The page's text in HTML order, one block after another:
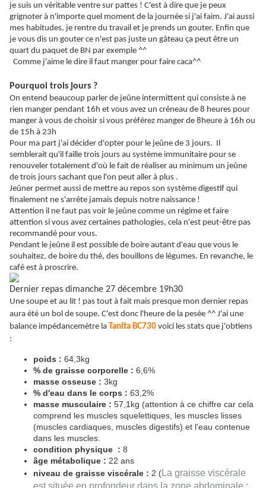
je suis un véritable ventre sur pattes ! C'est à dire que je peux
grignoter à n'importe quel moment de la journée si j'ai faim. J'ai aussi
mes habitudes, je rentre du travail et je prends un gouter. Enfin que
je vous dis un gouter ce n'est pas juste un gâteau ça peut être un
quart du paquet de BN par exemple ^^
Comme j'aime le dire il faut manger pour faire caca^^
Pourquoi trois jours ?
On entend beaucoup parler de jeûne intermittent qui consiste à ne
rien manger pendant 16h et vous avez un créneau de 8 heures pour
manger à vous de choisir si vous préférez manger de 8heure à 16h ou
de 15h à 23h
Pour ma part j'ai décider d'opter pour le jeûne de 3 jours. Il
semblerait qu'il faille trois jours au système immunitaire pour se
renouveler totalement d'où le fait de réaliser au minimum un jeûne
de trois jours sachant que l'on peut aller à plus .
Jeûner permet aussi de mettre au repos son système digestif qui
finalement ne s'arrête jamais depuis notre naissance !
Attention il ne faut pas voir le jeûne comme un régime et faire
attention si vous avez certaines pathologies, cela n'est peut-être pas
recommandé pour vous.
Pendant le jeûne il est possible de boire autant d'eau que vous le
souhaitez, de boire du thé, des bouillons de légumes. En revanche, le
café est à proscrire.
Dernier repas dimanche 27 décembre 19h30
Une soupe et au lit ! pas tout à fait mais presque mon dernier repas
aura été un bol de soupe. C'est donc l'heure de la pesée ^^ J'ai une
balance impédancemètre la Tanita BC730 voici les stats que j'obtiens
:
poids : 64,3kg
% de graisse corporelle : 6,6%
masse osseuse : 3kg
% d'eau dans le corps : 63,2%
masse musculaire : 57,1kg (attention à ce chiffre car cela
comprend les muscles squelettiques, les muscles lisses
(muscles cardiaques, muscles digestifs) et l'eau contenue
dans les muscles.
condition physique : 8
âge métabolique : 22 ans
niveau de graisse viscérale : 2 (La graisse viscérale